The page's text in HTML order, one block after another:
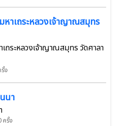
าเถระหลวงเจ้าญาณสมุทร
ถระหลวงเจ้าญาณสมุทร วัดศาลา
ง
นา
ครั้ง